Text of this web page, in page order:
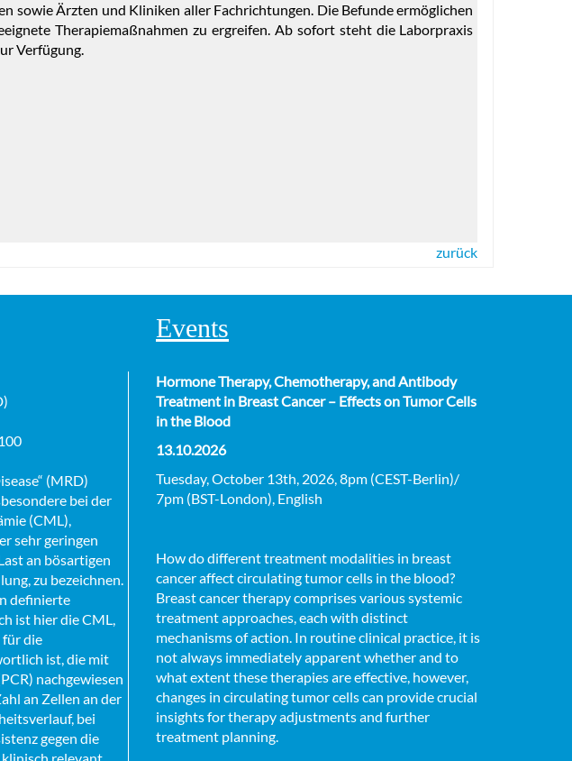
sowie Ärzten und Kliniken aller Fachrichtungen. Die Befunde ermöglichen
Therapiemaßnahmen zu ergreifen. Ab sofort steht die Laborpraxis
Verfügung.
zurück
(MRD)
bei der
(CML),
sehr geringen
an bösartigen
zu bezeichnen.
definierte
ist hier die CML,
die
ist, die mit
nachgewiesen
an Zellen an der
bei
gegen die
Events
Hormone Therapy, Chemotherapy, and Antibody
Treatment in Breast Cancer – Effects on Tumor Cells
in the Blood
13.10.2026
Tuesday, October 13th, 2026, 8pm (CEST-Berlin)/
7pm (BST-London), English
How do different treatment modalities in breast
cancer affect circulating tumor cells in the blood?
Breast cancer therapy comprises various systemic
treatment approaches, each with distinct
mechanisms of action. In routine clinical practice, it is
not always immediately apparent whether and to
what extent these therapies are effective, however,
changes in circulating tumor cells can provide crucial
insights for therapy adjustments and further
treatment planning.